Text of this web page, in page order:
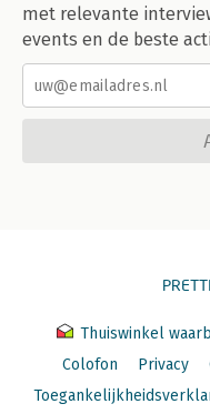
met relevante
events en de beste
Thuiswinkel
Colofon
Privacy